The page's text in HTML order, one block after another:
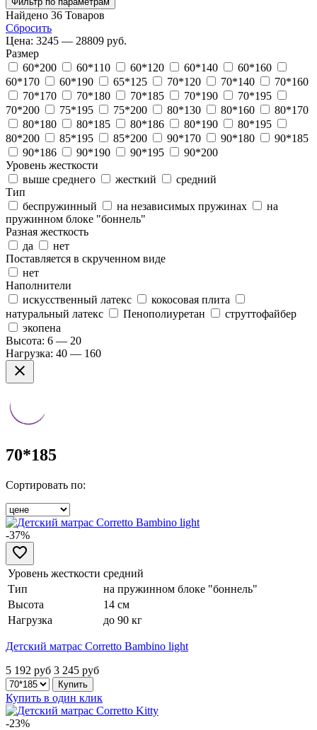
Найдено 36 Товаров
Сбросить
Цена: 3245 — 28809 руб.
Размер
60*200
60*110 60*120 60*140
60*160
60*170
60*190 65*125 70*120 70*140
70*160
70*170
70*180 70*185 70*190
70*195
70*200
75*195 75*200 80*130 80*160
80*170
80*180
80*185 80*186 80*190
80*195
80*200
85*195 85*200 90*170 90*180
90*185
90*186
90*190 90*195
90*200
Уровень жесткости
выше среднего
жесткий
средний
Тип
беспружинный
на независимых пружинах
на
пружинном блоке "боннель"
Разная жесткость
да
нет
Поставляется в скрученном виде
нет
Наполнители
искусственный латекс
кокосовая плита
натуральный латекс
Пенополиуретан
струттофайбер
экопена
Высота: 6 — 20
Нагрузка: 40 — 160
70*185
Сортировать по:
-37%
Уровень жесткости средний
Тип
на пружинном блоке "боннель"
Высота
14 см
Нагрузка
до 90 кг
Детский матрас Corretto Bambino light
5 192 руб 3 245 руб
Купить в один клик
-23%